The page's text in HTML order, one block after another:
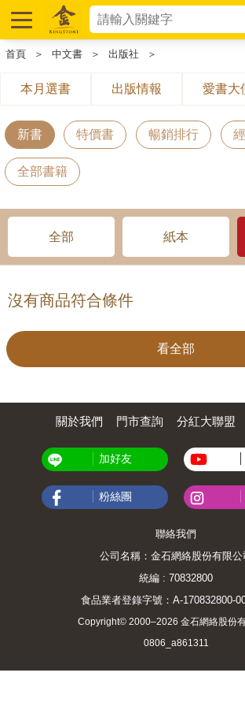
首頁 ＞ 中文書 ＞ 出版社 ＞
本月選書 出版情報 愛書大
新書 特價書 暢銷排行
全部書籍
全部 紙本
沒有商品符合條件
看全部
關於我們 門市查詢 分紅大聯盟
加好友
粉絲團
聯絡我們
公司名稱：金石網絡股份有限公
統編 : 70832800
食品業者登錄字號：A-170832800-
Copyright© 2000–2026 金石網絡股份
0806_a861311